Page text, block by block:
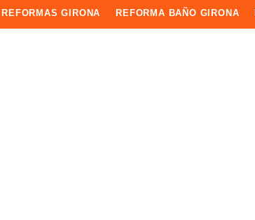
REFORMAS GIRONA REFORMA BAÑO GIRONA